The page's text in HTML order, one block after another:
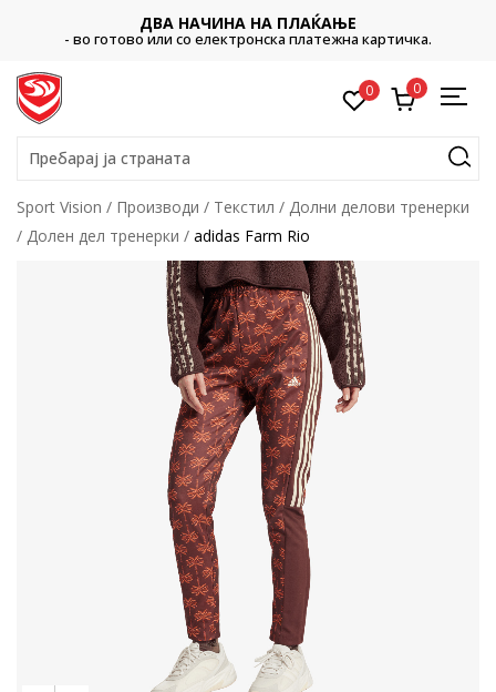
ДВА НАЧИНА НА ПЛАЌАЊЕ
- во готово или со електронска платежна картичка.
0 0
Пребарај ја страната
Sport Vision Производи Текстил
Долни делови тренерки
Долен дел тренерки
adidas Farm Rio